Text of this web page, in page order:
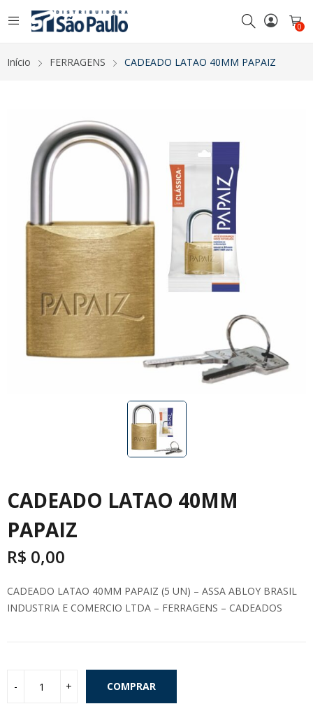
0
Início FERRAGENS CADEADO LATAO 40MM PAPAIZ
CADEADO LATAO 40MM
PAPAIZ
R$ 0,00
CADEADO LATAO 40MM PAPAIZ (5 UN) – ASSA ABLOY BRASIL
INDUSTRIA E COMERCIO LTDA – FERRAGENS – CADEADOS
COMPRAR